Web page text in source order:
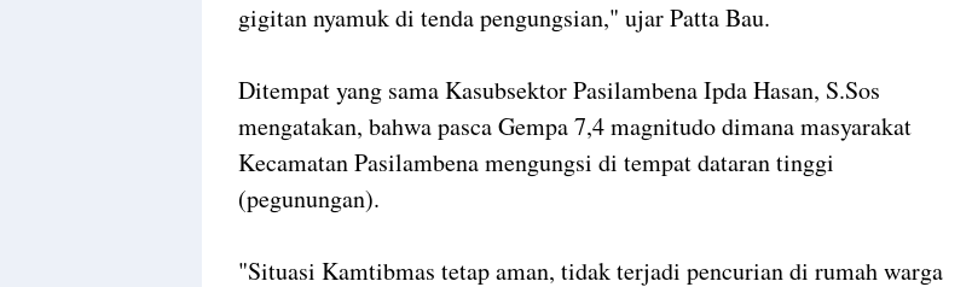
gigitan nyamuk di tenda pengungsian," ujar Patta Bau.
Ditempat yang sama Kasubsektor Pasilambena Ipda Hasan, S.Sos
mengatakan, bahwa pasca Gempa 7,4 magnitudo dimana masyarakat
Kecamatan Pasilambena mengungsi di tempat dataran tinggi
(pegunungan).
"Situasi Kamtibmas tetap aman, tidak terjadi pencurian di rumah warga